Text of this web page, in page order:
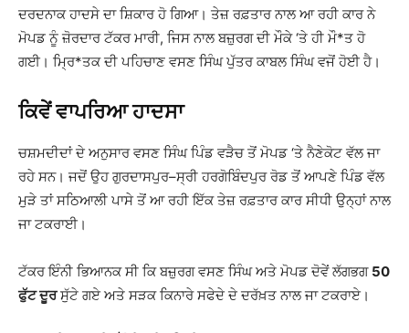
ਦਰਦਨਾਕ ਹਾਦਸੇ ਦਾ ਸ਼ਿਕਾਰ ਹੋ ਗਿਆ। ਤੇਜ਼ ਰਫ਼ਤਾਰ ਨਾਲ ਆ ਰਹੀ ਕਾਰ ਨੇ
ਮੋਪਡ ਨੂੰ ਜ਼ੋਰਦਾਰ ਟੱਕਰ ਮਾਰੀ, ਜਿਸ ਨਾਲ ਬਜ਼ੁਰਗ ਦੀ ਮੌਕੇ ‘ਤੇ ਹੀ ਮੌ*ਤ ਹੋ
ਗਈ। ਮ੍ਰਿ*ਤਕ ਦੀ ਪਹਿਚਾਣ ਵਸਣ ਸਿੰਘ ਪੁੱਤਰ ਕਾਬਲ ਸਿੰਘ ਵਜੋਂ ਹੋਈ ਹੈ।
ਕਿਵੇਂ ਵਾਪਰਿਆ ਹਾਦਸਾ
ਚਸ਼ਮਦੀਦਾਂ ਦੇ ਅਨੁਸਾਰ ਵਸਣ ਸਿੰਘ ਪਿੰਡ ਵੜੈਚ ਤੋਂ ਮੋਪਡ ‘ਤੇ ਨੈਣੇਕੋਟ ਵੱਲ ਜਾ
ਰਹੇ ਸਨ। ਜਦੋਂ ਉਹ ਗੁਰਦਾਸਪੁਰ–ਸ੍ਰੀ ਹਰਗੋਬਿੰਦਪੁਰ ਰੋਡ ਤੋਂ ਆਪਣੇ ਪਿੰਡ ਵੱਲ
ਮੁੜੇ ਤਾਂ ਸਠਿਆਲੀ ਪਾਸੇ ਤੋਂ ਆ ਰਹੀ ਇੱਕ ਤੇਜ਼ ਰਫ਼ਤਾਰ ਕਾਰ ਸੀਧੀ ਉਨ੍ਹਾਂ ਨਾਲ
ਜਾ ਟਕਰਾਈ।
ਟੱਕਰ ਇੰਨੀ ਭਿਆਨਕ ਸੀ ਕਿ ਬਜ਼ੁਰਗ ਵਸਣ ਸਿੰਘ ਅਤੇ ਮੋਪਡ ਦੋਵੇਂ ਲੱਗਭਗ 50
ਫੁੱਟ ਦੂਰਸੁੱਟੇ ਗਏ ਅਤੇ ਸੜਕ ਕਿਨਾਰੇ ਸਫੇਦੇ ਦੇ ਦਰੱਖ਼ਤ ਨਾਲ ਜਾ ਟਕਰਾਏ।